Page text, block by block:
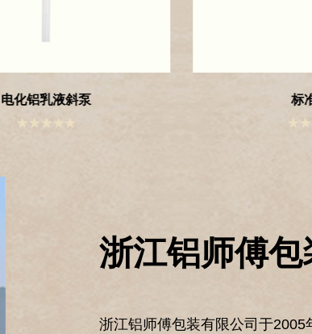
标准铝盖 新款圆
浙江铝师傅包装有限公司于